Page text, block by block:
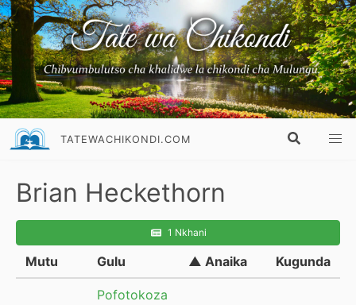
TATEWACHIKONDI.COM
Brian Heckethorn
1 Nkhani
Mutu Gulu ▲ Anaika Kugunda
Pofotokoza